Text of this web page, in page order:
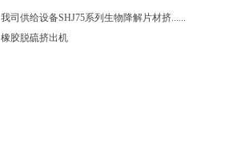
我司供给设备SHJ75系列生物降解片材挤......
橡胶脱硫挤出机